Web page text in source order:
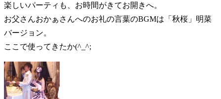
楽しいパーティも、お時間がきてお開きへ。
お父さんおかぁさんへのお礼の言葉のBGMは「秋桜」明菜
バージョン。
ここで使ってきたか(^_^;